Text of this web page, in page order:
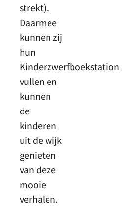
strekt).
Daarmee
kunnen zij
hun
Kinderzwerfboekstation
vullen en
kunnen
de
kinderen
uit de wijk
genieten
van deze
mooie
verhalen.